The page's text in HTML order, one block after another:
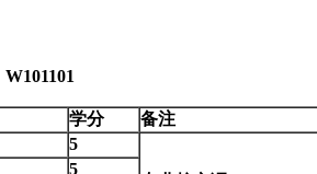
W101101
学分
备注
5
5